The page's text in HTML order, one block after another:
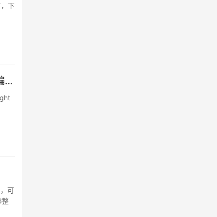
下
通过syntaxhighlight实现帝国cms代码高亮/语法高亮(二) 在编辑器中加载
可
整